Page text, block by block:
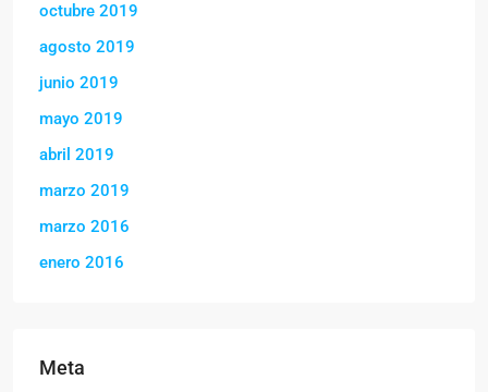
octubre 2019
agosto 2019
junio 2019
mayo 2019
abril 2019
marzo 2019
marzo 2016
enero 2016
Meta